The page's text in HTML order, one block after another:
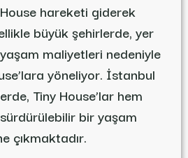
hareketi giderek
büyük şehirlerde, yer
yaşam maliyetleri nedeniyle
yöneliyor. İstanbul
Tiny House’lar hem
bir yaşam
çıkmaktadır.